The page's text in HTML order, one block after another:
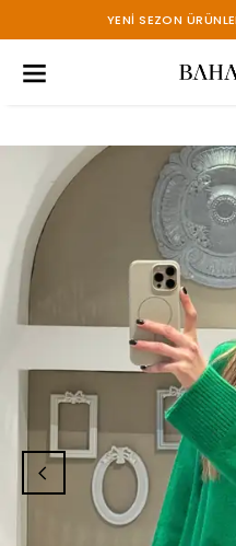
YENİ SEZON